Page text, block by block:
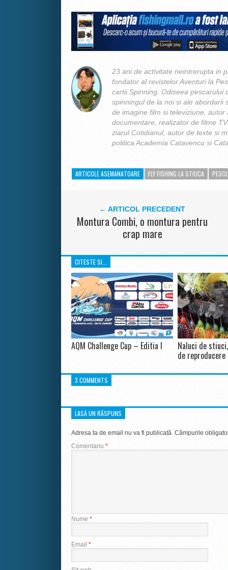
23 ani de activitate neintrerupta in
fondator al revistelor Aventuri la
cartii Spinning. Odiseea pescarului
spinningul de la noi si ale abordarii
de imagine film si televiziune,
documentare, realizator de filme
ziarul Cotidianul, autor de texte si
politica Academia Catavencu si
ARTICOLE ASEMANATOARE FLY FISHING LA STIUCA
← ARTICOL PRECEDENT
Montura Combi, o montura pentru
crap mare
CITESTE SI...
AQM Challenge Cup – Editia I Naluci de
de reproducere
3 COMMENTS
LASĂ UN RĂSPUNS
Adresa ta de email nu va fi publicată. Câmpurile
Comentariu *
Nume *
Email *